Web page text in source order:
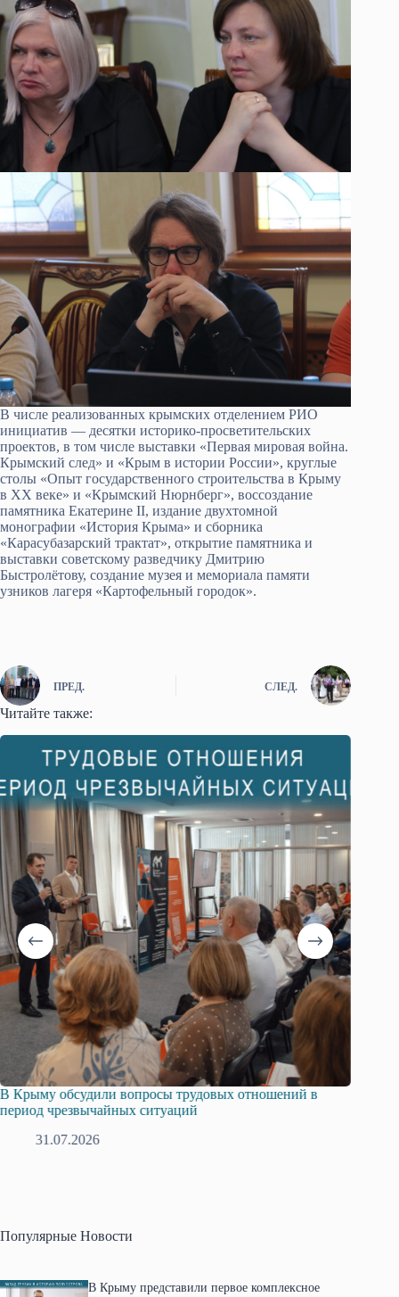
В числе реализованных крымских отделением РИО
инициатив — десятки историко-просветительских
проектов, в том числе выставки «Первая мировая война.
Крымский след» и «Крым в истории России», круглые
столы «Опыт государственного строительства в Крыму
в XX веке» и «Крымский Нюрнберг», воссоздание
памятника Екатерине II, издание двухтомной
монографии «История Крыма» и сборника
«Карасубазарский трактат», открытие памятника и
выставки советскому разведчику Дмитрию
Быстролётову, создание музея и мемориала памяти
узников лагеря «Картофельный городок».
ПРЕД. СЛЕД.
Читайте также:
Русская община Крыма и Федерация независимых
профсоюзов Крыма укрепляют сотрудничество
28.07.2026
Популярные Новости
В Крыму представили первое комплексное